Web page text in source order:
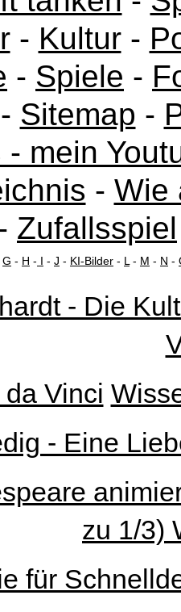
- Kultur-
- Spiele -
- Sitemap -
- mein
- Wie
Zufallsspiel
G - H - I - J - KI-Bilder - L - M - N -
- Die
Vinci
- Eine
zu 1/3)
für